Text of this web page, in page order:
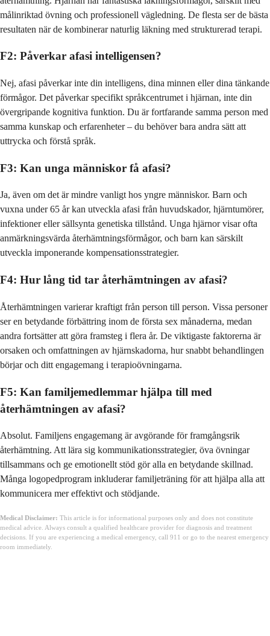
målinriktad övning och professionell vägledning. De flesta ser de bästa
resultaten när de kombinerar naturlig läkning med strukturerad terapi.
F2: Påverkar afasi intelligensen?
Nej, afasi påverkar inte din intelligens, dina minnen eller dina tänkande
förmågor. Det påverkar specifikt språkcentrumet i hjärnan, inte din
övergripande kognitiva funktion. Du är fortfarande samma person med
samma kunskap och erfarenheter – du behöver bara andra sätt att
uttrycka och förstå språk.
F3: Kan unga människor få afasi?
Ja, även om det är mindre vanligt hos yngre människor. Barn och
vuxna under 65 år kan utveckla afasi från huvudskador, hjärntumörer,
infektioner eller sällsynta genetiska tillstånd. Unga hjärnor visar ofta
anmärkningsvärda återhämtningsförmågor, och barn kan särskilt
utveckla imponerande kompensationsstrategier.
F4: Hur lång tid tar återhämtningen av afasi?
Återhämtningen varierar kraftigt från person till person. Vissa personer
ser en betydande förbättring inom de första sex månaderna, medan
andra fortsätter att göra framsteg i flera år. De viktigaste faktorerna är
orsaken och omfattningen av hjärnskadorna, hur snabbt behandlingen
börjar och ditt engagemang i terapioövningarna.
F5: Kan familjemedlemmar hjälpa till med
återhämtningen av afasi?
Absolut. Familjens engagemang är avgörande för framgångsrik
återhämtning. Att lära sig kommunikationsstrategier, öva övningar
tillsammans och ge emotionellt stöd gör alla en betydande skillnad.
Många logopedprogram inkluderar familjeträning för att hjälpa alla att
kommunicera mer effektivt och stödjande.
Medical Disclaimer: This article is for informational purposes only and does not constitute
medical advice. Always consult a qualified healthcare provider for diagnosis and treatment
decisions. If you are experiencing a medical emergency, call 911 or go to the nearest emergency
room immediately.